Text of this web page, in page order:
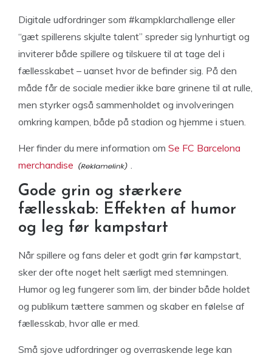
Digitale udfordringer som #kampklarchallenge eller
“gæt spillerens skjulte talent” spreder sig lynhurtigt og
inviterer både spillere og tilskuere til at tage del i
fællesskabet – uanset hvor de befinder sig. På den
måde får de sociale medier ikke bare grinene til at rulle,
men styrker også sammenholdet og involveringen
omkring kampen, både på stadion og hjemme i stuen.
Her finder du mere information om Se FC Barcelona
merchandise
Gode grin og stærkere
fællesskab: Effekten af humor
og leg før kampstart
Når spillere og fans deler et godt grin før kampstart,
sker der ofte noget helt særligt med stemningen.
Humor og leg fungerer som lim, der binder både holdet
og publikum tættere sammen og skaber en følelse af
fællesskab, hvor alle er med.
Små sjove udfordringer og overraskende lege kan